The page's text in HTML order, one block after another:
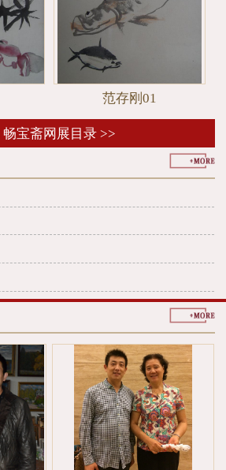
范存刚01
畅宝斋网展目录 >>